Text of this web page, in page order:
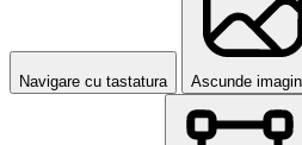
Navigare cu tastatura Ascunde